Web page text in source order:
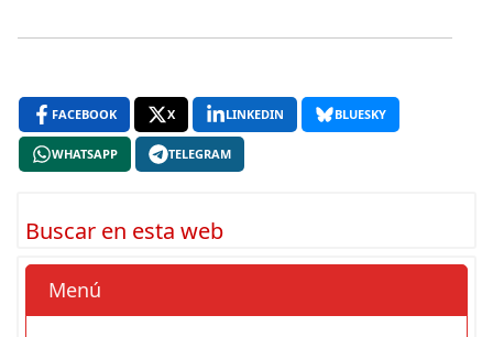
FACEBOOK X LINKEDIN BLUESKY
WHATSAPP TELEGRAM
Buscar en esta web
Menú